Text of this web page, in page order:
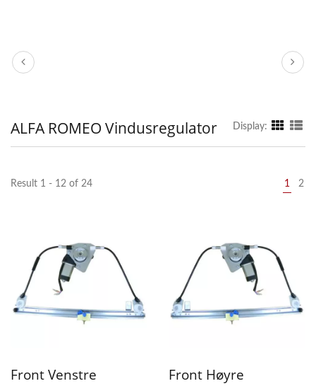
ALFA ROMEO Vindusregulator Display:
Result 1 - 12 of 24 1 2
Front Venstre
Front Høyre